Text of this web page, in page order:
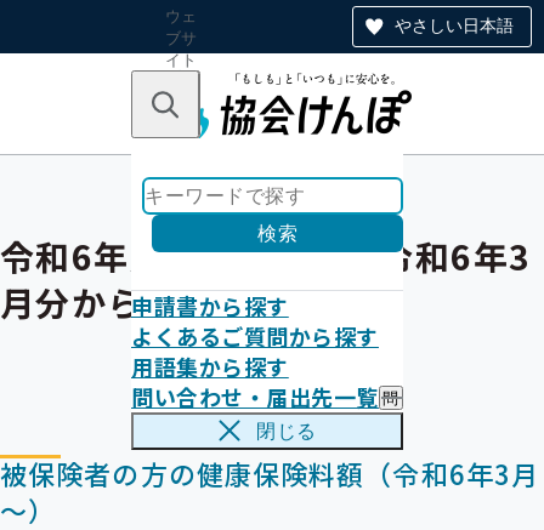
やさしい日本語
ウェ
ブサ
イト
のナ
ン
キーワードで探す
検索
申請書から探す
よくあるご質問から探す
用語集から探す
問い合わせ・届出先一覧 問
い
わ
せ
閉じる
令和6年度保険料額表（令和6年3
月分から）
被保険者の方の健康保険料額（令和6年3月
～）